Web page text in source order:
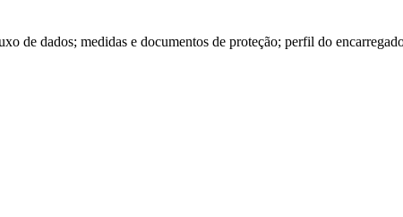
de dados; medidas e documentos de proteção; perfil do